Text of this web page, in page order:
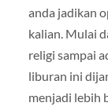
anda jadikan
kalian. Mulai
religi sampai
liburan ini
menjadi lebih